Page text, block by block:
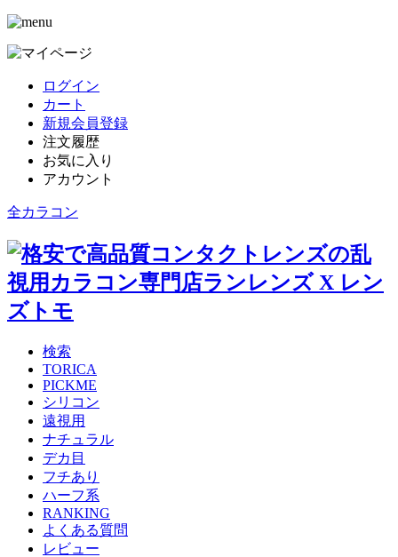
ログイン
カート
新規会員登録
注文履歴
お気に入り
アカウント
全カラコン
検索
TORICA
PICKME
シリコン
遠視用
ナチュラル
デカ目
フチあり
ハーフ系
RANKING
よくある質問
レビュー